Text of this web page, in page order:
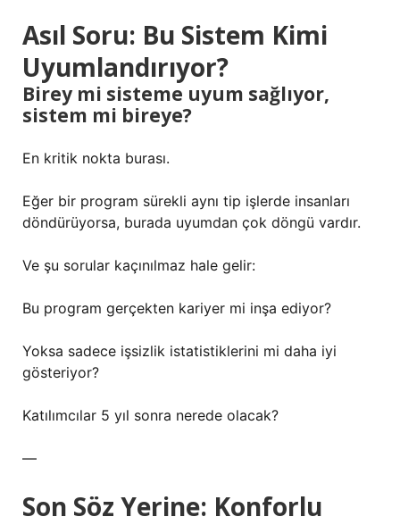
Asıl Soru: Bu Sistem Kimi
Uyumlandırıyor?
Birey mi sisteme uyum sağlıyor,
sistem mi bireye?
En kritik nokta burası.
Eğer bir program sürekli aynı tip işlerde insanları
döndürüyorsa, burada uyumdan çok döngü vardır.
Ve şu sorular kaçınılmaz hale gelir:
Bu program gerçekten kariyer mi inşa ediyor?
Yoksa sadece işsizlik istatistiklerini mi daha iyi
gösteriyor?
Katılımcılar 5 yıl sonra nerede olacak?
—
Son Söz Yerine: Konforlu